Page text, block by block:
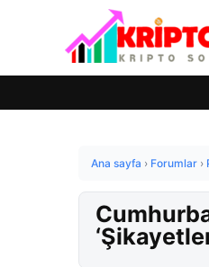
Ana sayfa › Forumlar ›